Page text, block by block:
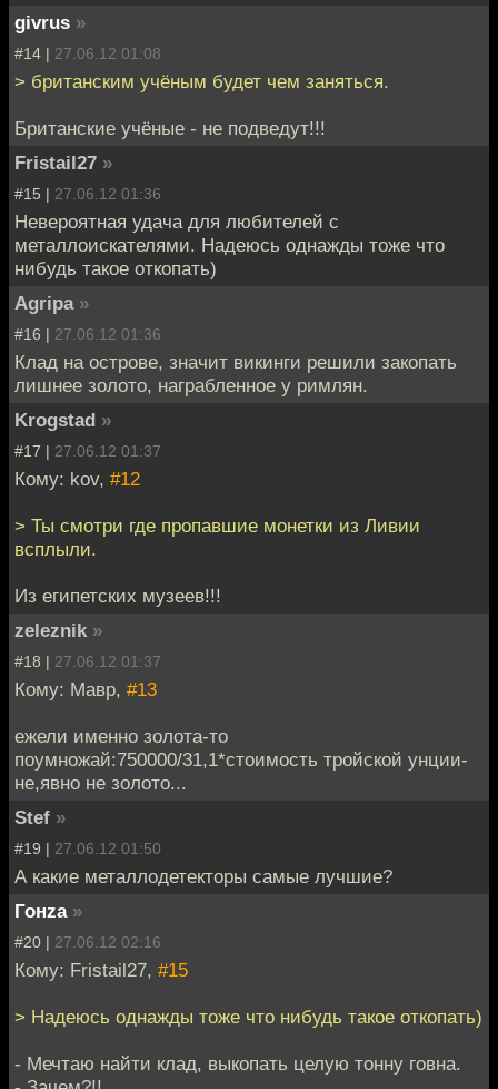
givrus »
#14 | 27.06.12 01:08
> британским учёным будет чем заняться.
Британские учёные - не подведут!!!
Fristail27 »
#15 | 27.06.12 01:36
Невероятная удача для любителей с
металлоискателями. Надеюсь однажды тоже что
нибудь такое откопать)
Agripa »
#16 | 27.06.12 01:36
Клад на острове, значит викинги решили закопать
лишнее золото, награбленное у римлян.
Krogstad »
#17 | 27.06.12 01:37
Кому: kov, #12
> Ты смотри где пропавшие монетки из Ливии
всплыли.
Из египетских музеев!!!
zeleznik »
#18 | 27.06.12 01:37
Кому: Мавр, #13
ежели именно золота-то
поумножай:750000/31,1*стоимость тройской унции-
не,явно не золото...
Stef »
#19 | 27.06.12 01:50
А какие металлодетекторы самые лучшие?
Гонzа »
#20 | 27.06.12 02:16
Кому: Fristail27, #15
> Надеюсь однажды тоже что нибудь такое откопать)
- Мечтаю найти клад, выкопать целую тонну говна.